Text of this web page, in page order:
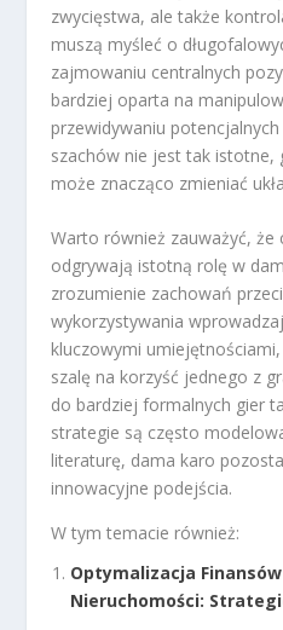
zwycięstwa, ale także
muszą myśleć o
zajmowaniu centralnych
bardziej oparta na
przewidywaniu
szachów nie jest tak istotne,
może znacząco zmieniać
Warto również zauważyć, że
odgrywają istotną rolę w
zrozumienie zachowań
wykorzystywania
kluczowymi
szalę na korzyść jednego z
do bardziej formalnych gier
strategie są często
literaturę, dama karo
innowacyjne podejścia.
W tym temacie również:
Optymalizacja
Nieruchomości: